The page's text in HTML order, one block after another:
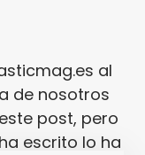
al
de nosotros
post, pero
escrito lo ha